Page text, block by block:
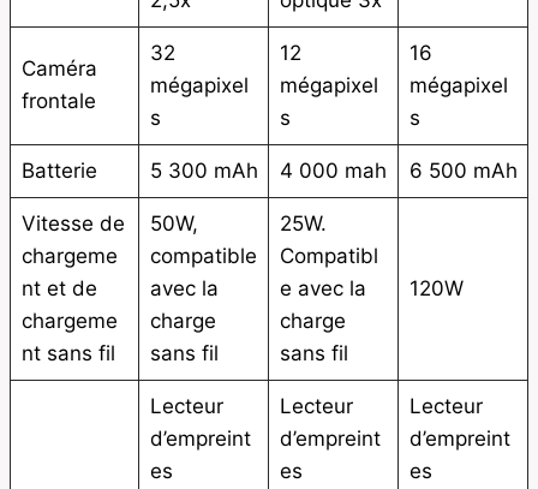
Caméra
frontale
32
mégapixel
s
12
mégapixel
s
16
mégapixel
s
Batterie 5 300 mAh 4 000 mah 6 500 mAh
Vitesse de
chargeme
nt et de
chargeme
nt sans fil
50W,
compatible
avec la
charge
sans fil
25W.
Compatibl
e avec la
charge
sans fil
120W
Lecteur
d’empreint
es
Lecteur
d’empreint
es
Lecteur
d’empreint
es